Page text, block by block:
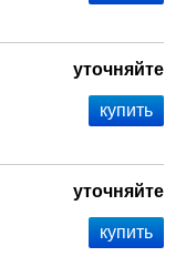
уточняйте
уточняйте